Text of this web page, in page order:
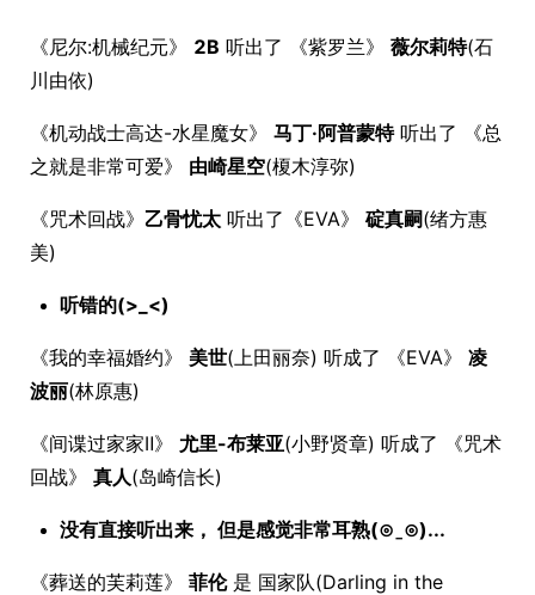
《尼尔:机械纪元》 2B 听出了 《紫罗兰》 薇尔莉特(石
川由依)
《机动战士高达-水星魔女》 马丁·阿普蒙特听出了 《总
之就是非常可爱》 由崎星空(榎木淳弥)
《咒术回战》 乙骨忧太 听出了《EVA》 碇真嗣(绪方惠
美)
听错的(>_<)
《我的幸福婚约》 美世(上田丽奈) 听成了 《EVA》 凌
波丽(林原惠)
《间谍过家家Ⅱ》 尤里-布莱亚(小野贤章) 听成了 《咒术
回战》 真人(岛崎信长)
没有直接听出来， 但是感觉非常耳熟(⊙ˍ⊙)...
《葬送的芙莉莲》 菲伦是 国家队(Darling in the